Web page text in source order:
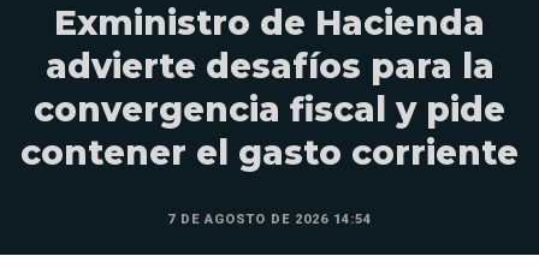
Exministro de Hacienda
advierte desafíos para la
convergencia fiscal y pide
contener el gasto corriente
7 DE AGOSTO DE 2026 14:54